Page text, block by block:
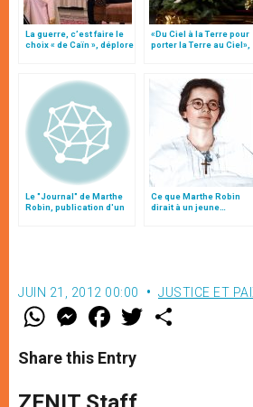
La guerre, c’est faire le
choix « de Caïn », déplore
«Du Ciel à la Terre pour
porter la Terre au Ciel»,
Le "Journal" de Marthe
Robin, publication d'un
Ce que Marthe Robin
dirait à un jeune…
JUIN 21, 2012 00:00 JUSTICE ET
W
t
s
p
M
e
s
e
g
F
a
e
b
o
w
Share this Entry